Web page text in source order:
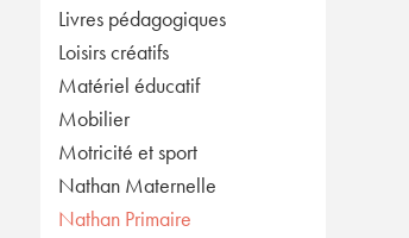
Livres pédagogiques
Loisirs créatifs
Matériel éducatif
Mobilier
Motricité et sport
Nathan Maternelle
Nathan Primaire